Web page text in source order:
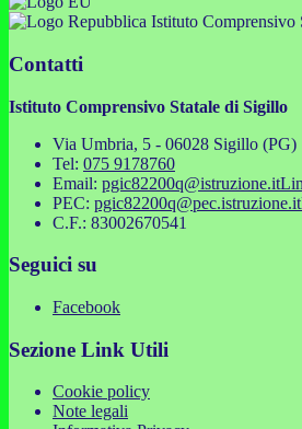
Istituto Comprensivo
Contatti
Istituto Comprensivo Statale di Sigillo
Via Umbria, 5 - 06028 Sigillo (PG)
Tel: 075 9178760
Email: pgic82200q@istruzione.it
PEC: pgic82200q@pec.istruzione.it
C.F.: 83002670541
Seguici su
Facebook
Sezione Link Utili
Cookie policy
Note legali